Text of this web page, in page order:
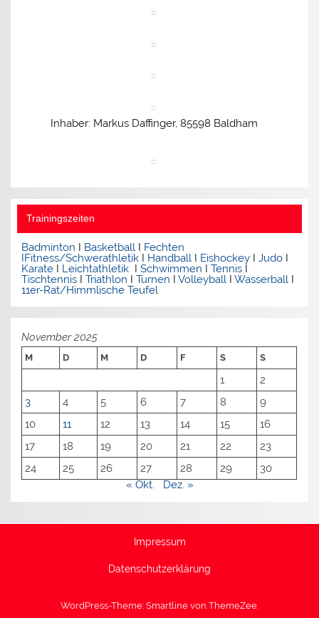
Inhaber: Markus Daffinger, 85598 Baldham
Trainingszeiten
Badminton I Basketball I Fechten
IFitness/Schwerathletik I Handball I Eishockey IJudo I
Karate I Leichtathletik ISchwimmen ITennis I
Tischtennis ITriathlon ITurnen IVolleyball IWasserball I
11er-Rat/Himmlische Teufel
November 2025
M D M D F S S
1
2
3
4 5 6 7 8
9
10
11 12 13 14 15
16
17
18 19 20 21 22
23
24
25 26 27 28 29
30
« Okt.
Dez. »
Impressum
Datenschutzerklärung
WordPress-Theme: Smartline von ThemeZee.